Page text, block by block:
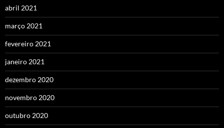
abril 2021
março 2021
fevereiro 2021
janeiro 2021
dezembro 2020
novembro 2020
outubro 2020